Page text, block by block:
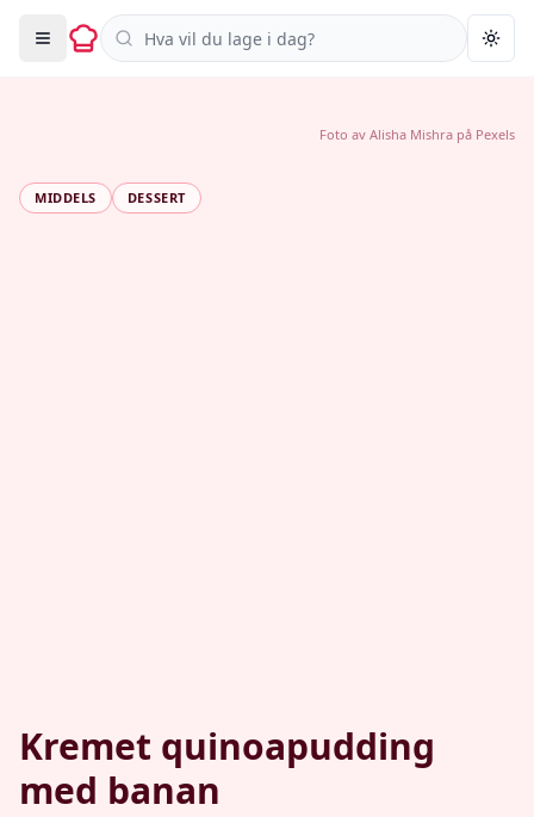
Søk i oppskrifter
MIDDELS DESSERT
Kremet quinoapudding
med banan
Foto av Alisha Mishra på Pexels